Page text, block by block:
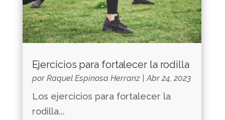
Ejercicios para fortalecer la rodilla
por Raquel Espinosa Herranz| Abr 24, 2023
Los ejercicios para fortalecer la
rodilla...